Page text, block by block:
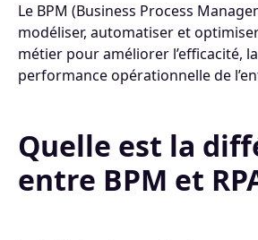
Le BPM (Business Process
modéliser, automatiser et
métier pour améliorer l’efficacité,
performance opérationnelle de
Quelle est la
entre BPM et